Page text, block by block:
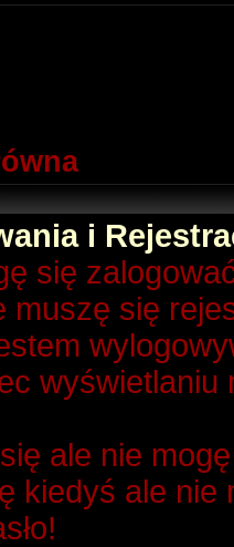
i
się
muszę się
ale nie
kiedyś ale